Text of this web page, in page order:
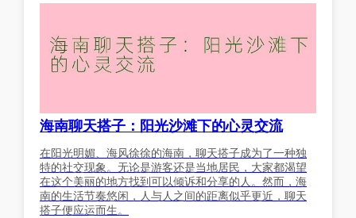
海南聊天搭子：阳光沙滩下的心灵交流
在阳光明媚、海风徐徐的海南，聊天搭子成为了一种独
特的社交现象。无论是游客还是当地居民，大家都渴望
在这个美丽的地方找到可以倾诉和分享的人。然而，海
南的生活节奏悠闲，人与人之间的距离似乎更近，聊天
搭子便应运而生。